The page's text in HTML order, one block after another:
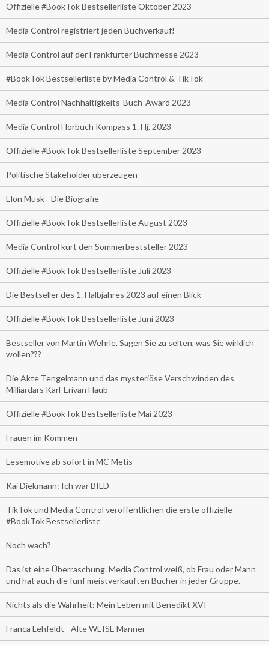
Offizielle #BookTok Bestsellerliste Oktober 2023
Media Control registriert jeden Buchverkauf!
Media Control auf der Frankfurter Buchmesse 2023
#BookTok Bestsellerliste by Media Control & TikTok
Media Control Nachhaltigkeits-Buch-Award 2023
Media Control Hörbuch Kompass 1. Hj. 2023
Offizielle #BookTok Bestsellerliste September 2023
Politische Stakeholder überzeugen
Elon Musk - Die Biografie
Offizielle #BookTok Bestsellerliste August 2023
Media Control kürt den Sommerbeststeller 2023
Offizielle #BookTok Bestsellerliste Juli 2023
Die Bestseller des 1. Halbjahres 2023 auf einen Blick
Offizielle #BookTok Bestsellerliste Juni 2023
Bestseller von Martin Wehrle. Sagen Sie zu selten, was Sie wirklich
wollen???
Die Akte Tengelmann und das mysteriöse Verschwinden des
Milliardärs Karl-Erivan Haub
Offizielle #BookTok Bestsellerliste Mai 2023
Frauen im Kommen
Lesemotive ab sofort in MC Metis
Kai Diekmann: Ich war BILD
TikTok und Media Control veröffentlichen die erste offizielle
#BookTok Bestsellerliste
Noch wach?
Das ist eine Überraschung. Media Control weiß, ob Frau oder Mann
und hat auch die fünf meistverkauften Bücher in jeder Gruppe.
Nichts als die Wahrheit: Mein Leben mit Benedikt XVI
Franca Lehfeldt - Alte WEISE Männer